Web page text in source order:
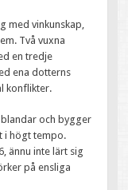
med vinkunskap,
Två vuxna
en tredje
ena dotterns
konflikter.
och bygger
i högt tempo.
ännu inte lärt sig
på ensliga